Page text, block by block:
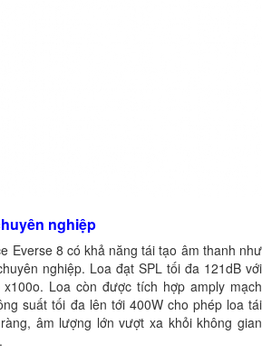
nghiệp
Everse 8 có khả năng tái tạo âm thanh như
nghiệp. Loa đạt SPL tối đa 121dB với
Loa còn được tích hợp amply mạch
suất tối đa lên tới 400W cho phép loa tái
âm lượng lớn vượt xa khỏi không gian